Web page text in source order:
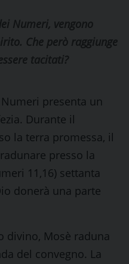
Numeri, vengono
Che però raggiunge
tacitati?
presenta un
Durante il
la terra promessa, il
presso la
11,16) settanta
donerà una parte
divino, Mosè raduna
del convegno. La